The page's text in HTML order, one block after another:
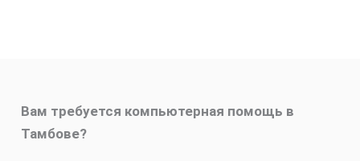
Вам требуется компьютерная помощь в
Тамбове?